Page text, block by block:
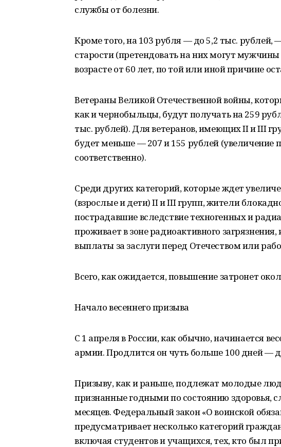
службы от болезни.
Кроме того, на 103 рубля — до 5,2 тыс. рублей,
старости (претендовать на них могут
возрасте от 60 лет, по той или иной причине
Ветераны Великой Отечественной войны,
как и чернобыльцы, будут получать на 259
тыс. рублей). Для ветеранов, имеющих II и III
будет меньше — 207 и 155 рублей (увеличение
соответственно).
Среди других категорий, которые ждет
(взрослые и дети) II и III групп, жители
пострадавшие вследствие техногенных и
проживает в зоне радиоактивного
выплаты за заслуги перед Отечеством или
Всего, как ожидается, повышение затронет
Начало весеннего призыва
С 1 апреля в России, как обычно, начинается
армии. Продлится он чуть больше 100 дней —
Призыву, как и раньше, подлежат молодые
признанные годными по состоянию здоровья,
месяцев. Федеральный закон «О воинской
предусматривает несколько категорий
включая студентов и учащихся, тех, кто был